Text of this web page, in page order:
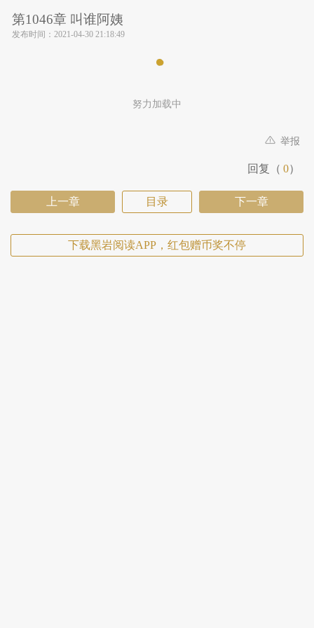
第1046章 叫谁阿姨
发布时间： 2021-04-30 21:18:49
努力加载中
举报
回复（ 0）
上一章 目录 下一章
下载黑岩阅读APP，红包赠币奖不停